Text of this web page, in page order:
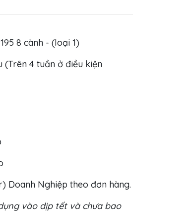
8 cành - (loại 1)
(Trên 4 tuần ở điều kiện
Doanh Nghiệp theo đơn hàng.
vào dịp tết và chưa bao